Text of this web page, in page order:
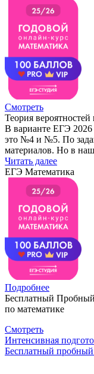
Смотреть
Теория
В варианте ЕГЭ 2026
это №4 и №5. По
материалов. Но в
Читать далее
ЕГЭ Математика
Подробнее
Бесплатный
по математике
Смотреть
Интенсивная
Бесплатный пробный